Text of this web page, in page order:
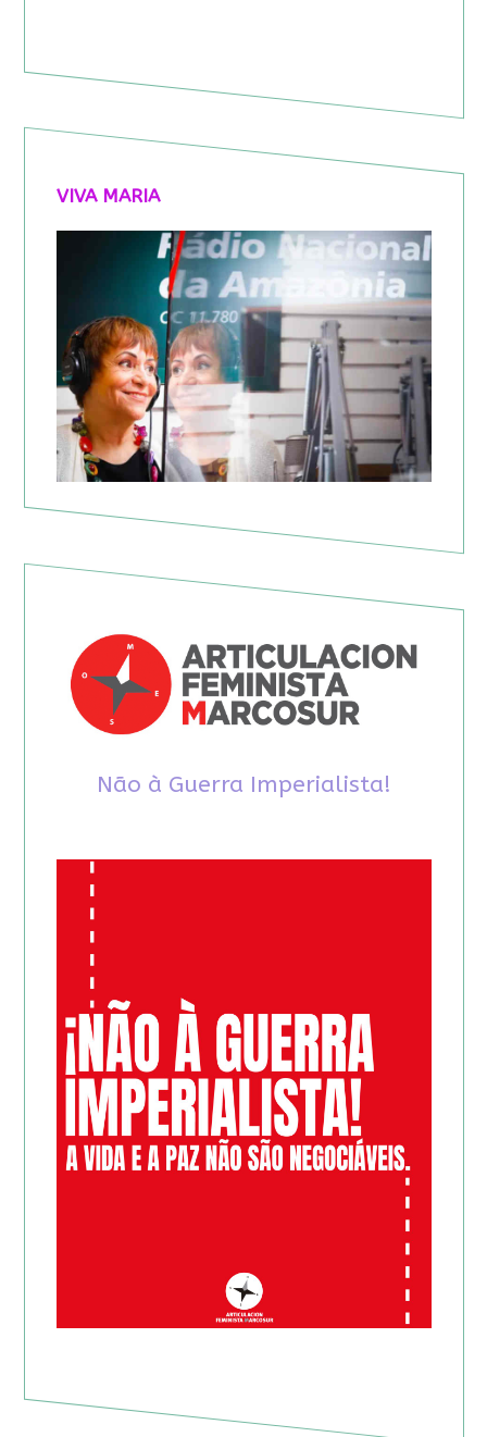
VIVA MARIA
Não à Guerra Imperialista!